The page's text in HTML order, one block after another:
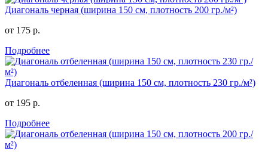
Диагональ черная (ширина 150 см, плотность 200 гр./м²)
от 175 р.
Подробнее
Диагональ отбеленная (ширина 150 см, плотность 230 гр./м²)
от 195 р.
Подробнее